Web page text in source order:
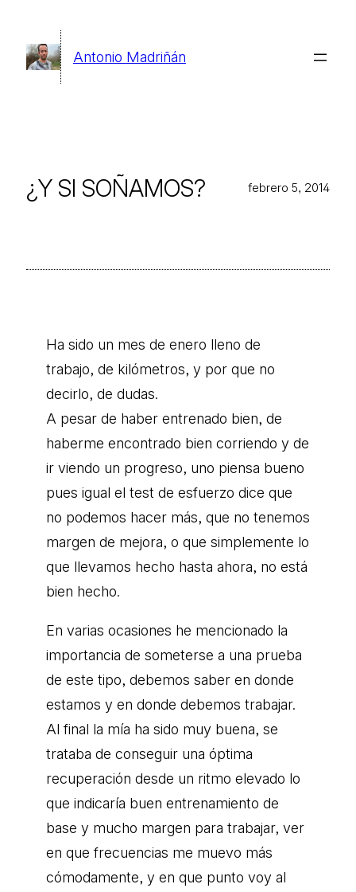
contenido
Antonio Madriñán
¿Y SI SOÑAMOS? febrero 5, 2014
Ha sido un mes de enero lleno de
trabajo, de kilómetros, y por que no
decirlo, de dudas.
A pesar de haber entrenado bien, de
haberme encontrado bien corriendo y de
ir viendo un progreso, uno piensa bueno
pues igual el test de esfuerzo dice que
no podemos hacer más, que no tenemos
margen de mejora, o que simplemente lo
que llevamos hecho hasta ahora, no está
bien hecho.
En varias ocasiones he mencionado la
importancia de someterse a una prueba
de este tipo, debemos saber en donde
estamos y en donde debemos trabajar.
Al final la mía ha sido muy buena, se
trataba de conseguir una óptima
recuperación desde un ritmo elevado lo
que indicaría buen entrenamiento de
base y mucho margen para trabajar, ver
en que frecuencias me muevo más
cómodamente, y en que punto voy al